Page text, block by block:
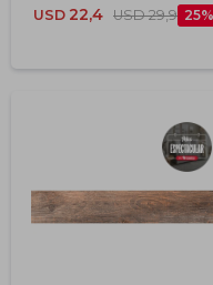
USD 22,4 USD 29,9 25